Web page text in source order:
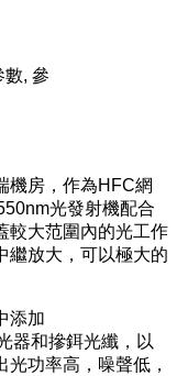
數, 參
機房，作為HFC網
光發射機配合
較大范圍內的光工作
繼放大，可以極大的
添加
器和摻鉺光纖，以
功率高，噪聲低，